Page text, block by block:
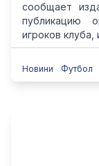
сообщает
публикацию
игроков клуба,
Новини Футбол